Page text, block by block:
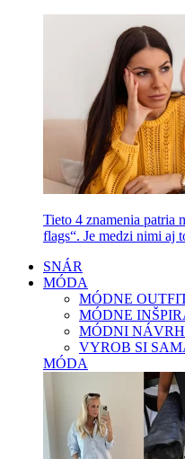
Tieto 4 znamenia patria
flags“. Je medzi nimi aj
SNÁR
MÓDA
MÓDNE
MÓDNE
MÓDNI
VYROB SI
MÓDA